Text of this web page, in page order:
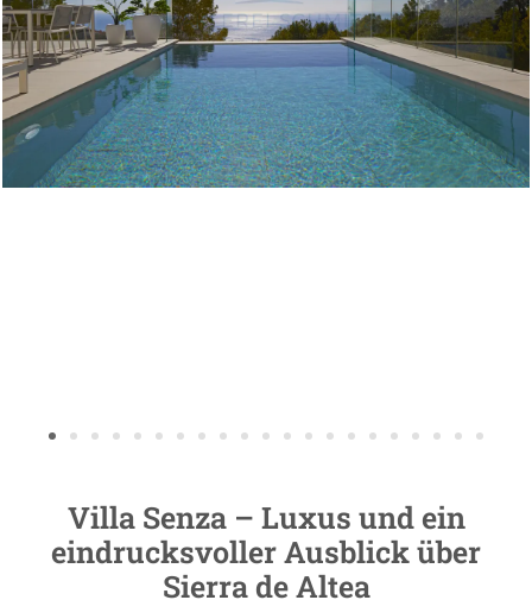
Villa Senza – Luxus und ein
eindrucksvoller Ausblick über
Sierra de Altea